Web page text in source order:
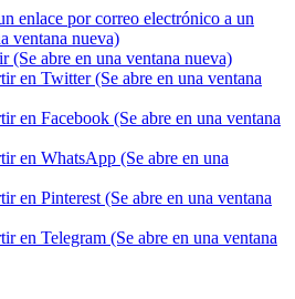
enlace por correo electrónico a un
ventana nueva)
(Se abre en una ventana nueva)
en Twitter (Se abre en una ventana
en Facebook (Se abre en una ventana
en WhatsApp (Se abre en una
en Pinterest (Se abre en una ventana
en Telegram (Se abre en una ventana